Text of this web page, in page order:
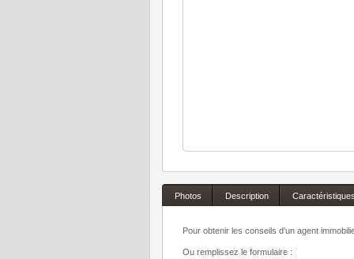
Photos Description
Pour obtenir les conseils d'un agent
Ou remplissez le formulaire :